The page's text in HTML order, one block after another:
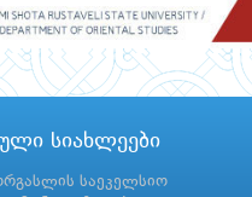
სიახლეები
საეკელსიო